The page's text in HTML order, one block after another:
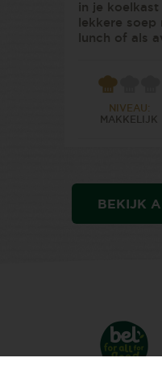
in je koelkast
lekkere soep
lunch of als
NIVEAU:
MAKKELIJK
BEKIJK